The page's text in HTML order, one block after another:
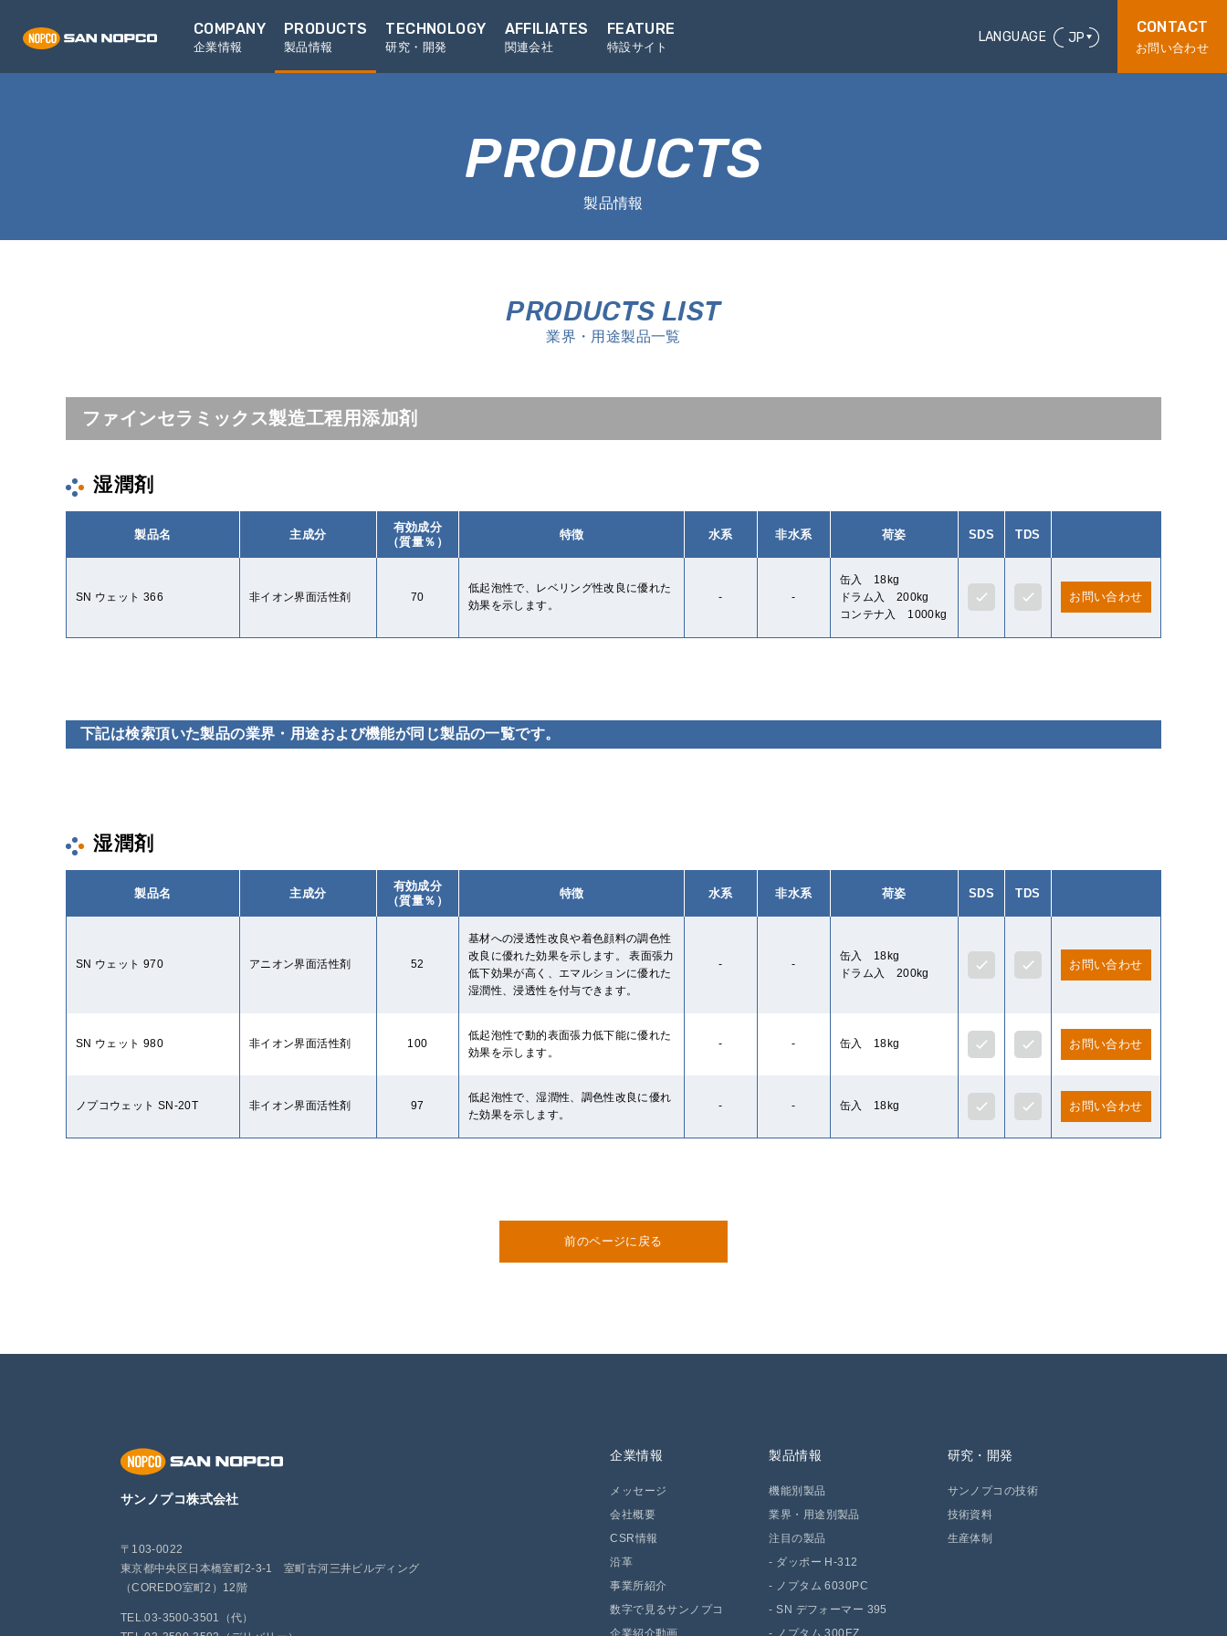
COMPANY
企業情報
PRODUCTS
製品情報
TECHNOLOGY
研究・開発
AFFILIATES
関連会社
FEATURE
特設サイト
LANGUAGE JP
CONTACT
お問い合わせ
PRODUCTS
製品情報
PRODUCTS LIST
業界・用途製品一覧
ファインセラミックス製造工程用添加剤
湿潤剤
製品名 主成分
有効成分
（質量％）
特徴 水系 非水系 荷姿 SDS TDS
SN ウェット 366 非イオン界面活性剤 70
低起泡性で、レベリング性改良に優れた
効果を示します。
- -
缶入 18kg
ドラム入 200kg
コンテナ入 1000kg
お問い合わせ
下記は検索頂いた製品の業界・用途および機能が同じ製品の一覧です。
湿潤剤
製品名 主成分
有効成分
（質量％）
特徴 水系 非水系 荷姿 SDS TDS
SN ウェット 970 アニオン界面活性剤 52
基材への浸透性改良や着色顔料の調色性
改良に優れた効果を示します。 表面張力
低下効果が高く、エマルションに優れた
湿潤性、浸透性を付与できます。
- -
缶入 18kg
ドラム入 200kg
お問い合わせ
SN ウェット 980 非イオン界面活性剤 100
低起泡性で動的表面張力低下能に優れた
効果を示します。
- - 缶入 18kg お問い合わせ
ノプコウェット SN-20T 非イオン界面活性剤 97
低起泡性で、湿潤性、調色性改良に優れ
た効果を示します。
- - 缶入 18kg お問い合わせ
前のページに戻る
サンノプコ株式会社
〒103-0022
東京都中央区日本橋室町2-3-1 室町古河三井ビルディング
（COREDO室町2）12階
TEL.03-3500-3501（代）
企業情報
メッセージ
会社概要
CSR情報
沿革
事業所紹介
数字で見るサンノプコ
企業紹介動画
製品情報
機能別製品
業界・用途別製品
注目の製品
- ダッポー H-312
- ノプタム 6030PC
-SN デフォーマー 395
- ノプタム 300EZ
研究・開発
サンノプコの技術
技術資料
生産体制